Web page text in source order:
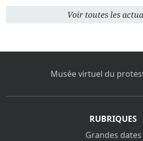
Voir toutes les
Musée virtuel du
RUBRIQUES
Grandes dates